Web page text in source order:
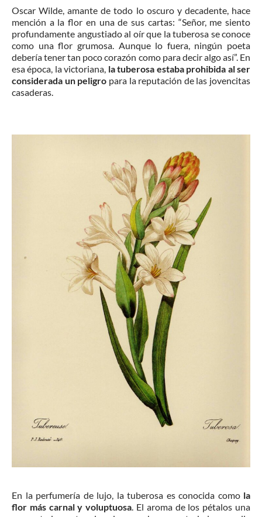
Oscar Wilde, amante de todo lo oscuro y decadente, hace
mención a la flor en una de sus cartas: “Señor, me siento
profundamente angustiado al oír que la tuberosa se conoce
como una flor grumosa. Aunque lo fuera, ningún poeta
debería tener tan poco corazón como para decir algo así”. En
esa época, la victoriana, la tuberosa estaba prohibida al ser
considerada un peligro para la reputación de las jovencitas
casaderas.
En la perfumería de lujo, la tuberosa es conocida como la
flor más carnal y voluptuosa. El aroma de los pétalos una